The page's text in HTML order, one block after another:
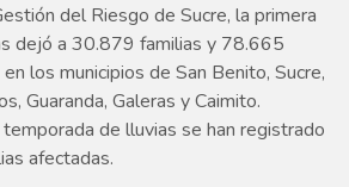
del Riesgo de Sucre, la primera
dejó a 30.879 familias y 78.665
los municipios de San Benito, Sucre,
Guaranda, Galeras y Caimito.
de lluvias se han registrado
afectadas.